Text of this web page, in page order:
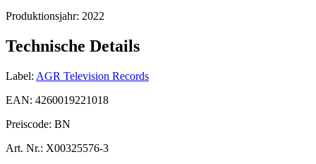
Produktionsjahr: 2022
Technische Details
Label: AGR Television Records
EAN: 4260019221018
Preiscode: BN
Art. Nr.: X00325576-3